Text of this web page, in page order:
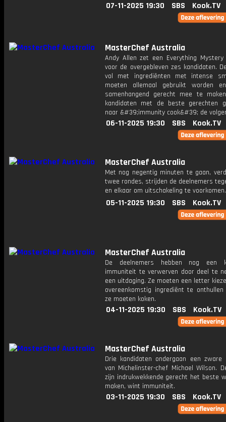
07-11-2025 19:30 SBS Kook.TV
MasterChef Australia
Andy Allen zet een Everything
voor de overgebleven zes kandidaten.
vol met ingrediënten met intense
moeten allemaal gebruikt worden
samenhangend gerecht mee te
kandidaten met de beste gerechten
naar &#39;immunity cook&#39; de
06-11-2025 19:30 SBS Kook.TV
MasterChef Australia
Met nog negentig minuten te gaan,
twee rondes, strijden de deelnemers
en elkaar om uitschakeling te voorkomen.
05-11-2025 19:30 SBS Kook.TV
MasterChef Australia
De deelnemers hebben nog een
immuniteit te verwerven door deel te
een uitdaging. Ze moeten een letter
​​overeenkomstig ingrediënt te onthullen
ze moeten koken.
04-11-2025 19:30 SBS Kook.TV
MasterChef Australia
Drie kandidaten ondergaan een zware
van Michelinster-chef Michael Wilson.
zijn indrukwekkende gerecht het beste
maken, wint immuniteit.
03-11-2025 19:30 SBS Kook.TV